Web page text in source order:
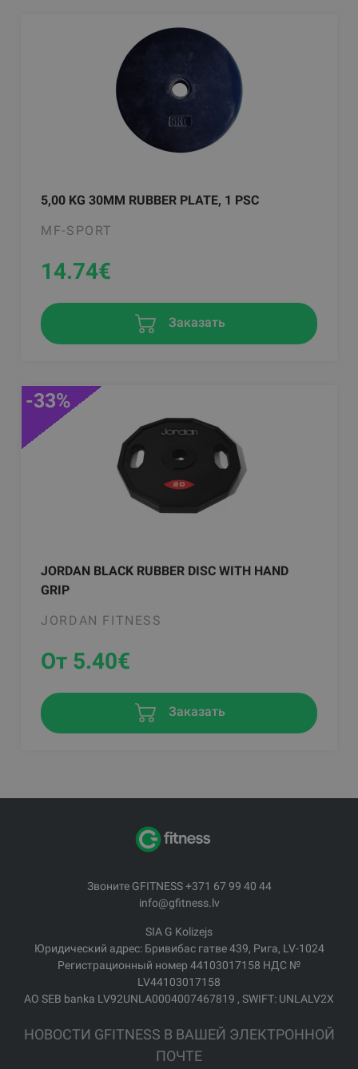
5,00 KG 30MM RUBBER PLATE, 1 PSC
MF-SPORT
14.74€
Заказать
JORDAN BLACK RUBBER DISC WITH HAND
GRIP
JORDAN FITNESS
-33%
От 5.40€
Заказать
Звоните GFITNESS +371 67 99 40 44
info@gfitness.lv
SIA G Kolizejs
Юридический адрес: Бривибас гатве 439, Рига, LV-1024
Регистрационный номер 44103017158 НДС №
LV44103017158
АО SEB banka LV92UNLA0004007467819 , SWIFT: UNLALV2X
НОВОСТИ GFITNESS В ВАШЕЙ ЭЛЕКТРОННОЙ
ПОЧТЕ